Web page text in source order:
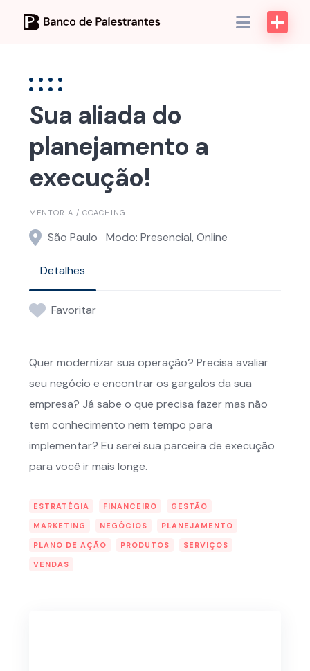
Sua aliada do
planejamento a
execução!
MENTORIA / COACHING
São Paulo Modo: Presencial, Online
Detalhes
Favoritar
Quer modernizar sua operação? Precisa avaliar
seu negócio e encontrar os gargalos da sua
empresa? Já sabe o que precisa fazer mas não
tem conhecimento nem tempo para
implementar? Eu serei sua parceira de execução
para você ir mais longe.
ESTRATÉGIA FINANCEIRO
GESTÃO
MARKETING
NEGÓCIOS
PLANEJAMENTO
PLANO DE AÇÃO
PRODUTOS
SERVIÇOS
VENDAS